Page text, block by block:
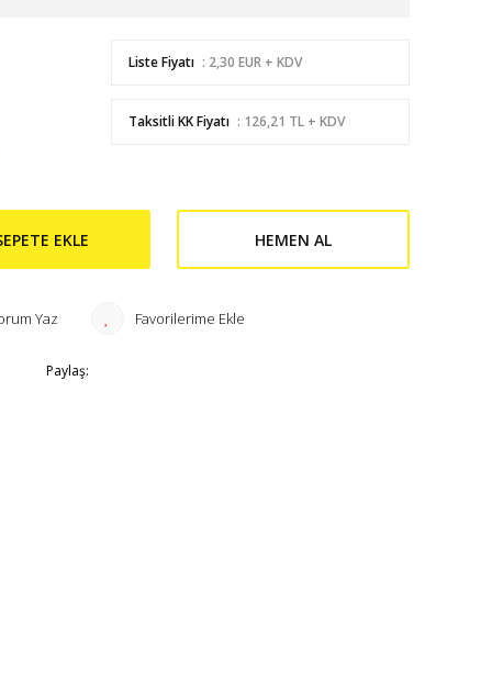
Liste Fiyatı : 2,30 EUR + KDV
Taksitli KK Fiyatı : 126,21 TL + KDV
EKLE HEMEN AL
Yaz
Paylaş: